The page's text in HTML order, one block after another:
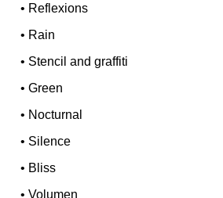
• Reflexions
• Rain
• Stencil and graffiti
•Green
• Nocturnal
• Silence
• Bliss
•Volumen